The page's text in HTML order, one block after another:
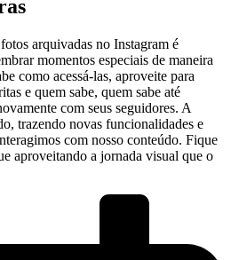
arquivadas no Instagram é
momentos especiais de maneira
como acessá-las, ‍aproveite para
e ⁢quem ‍sabe, quem sabe até
⁢com⁣ seus seguidores. A
trazendo novas ⁤funcionalidades e
com nosso ⁢conteúdo. Fique
aproveitando ⁣a jornada‌ visual que o